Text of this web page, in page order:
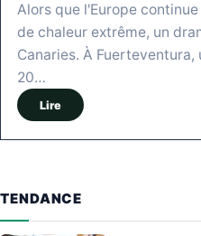
Alors que l'Europe
de chaleur extrême, un
Canaries. À
20…
Lire
TENDANCE